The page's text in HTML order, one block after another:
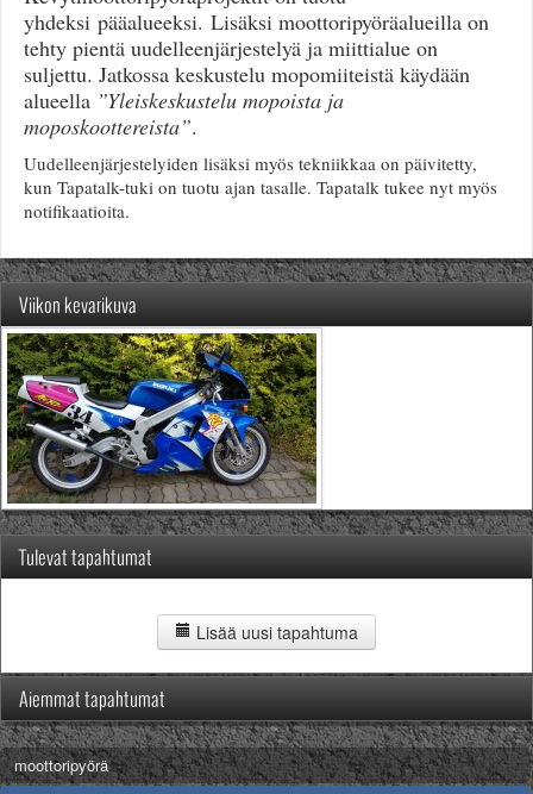
yhdeksi pääalueeksi. Lisäksi moottoripyöräalueilla on
tehty pientä uudelleenjärjestelyä ja miittialue on
suljettu. Jatkossa keskustelu mopomiiteistä käydään
alueella ”Yleiskeskustelu mopoista ja
moposkoottereista”.
Uudelleenjärjestelyiden lisäksi myös tekniikkaa on päivitetty,
kun Tapatalk-tuki on tuotu ajan tasalle. Tapatalk tukee nyt myös
notifikaatioita.
Viikon kevarikuva
Tulevat tapahtumat
Lisää uusi tapahtuma
Aiemmat tapahtumat
14.6.
Allrightin Miitti
moottoripyörä